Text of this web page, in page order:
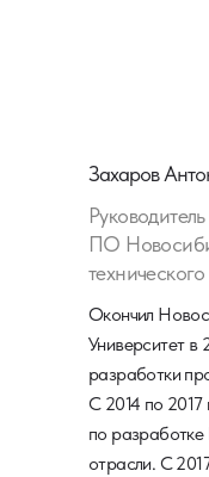
Захаров
Окончил
Университет в
разработки
С 2014 по 2017
по
отрасли. С
ПО